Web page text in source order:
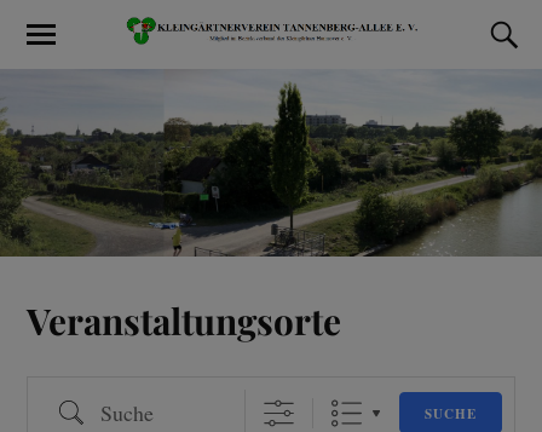
Veranstaltungsorte
SUCHE